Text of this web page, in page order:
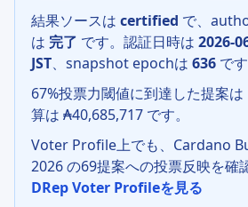
結果ソースは certified で、
は 完了 です。認証日時は 2026-
JST、snapshot epochは 636 です
67%投票力閾値に到達した提案
算は ₳40,685,717 です。
Voter Profile上でも、Cardano
2026 の69提案への投票反映を確
DRep Voter Profileを見る